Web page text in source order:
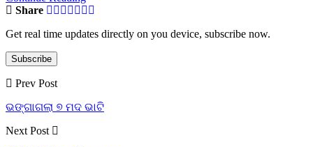
Share
Get real time updates directly on you device, subscribe now.
Subscribe
Prev Post
ଭଙ୍ଗାଗଲା ୭ ମଦ ଭାଟି
Next Post